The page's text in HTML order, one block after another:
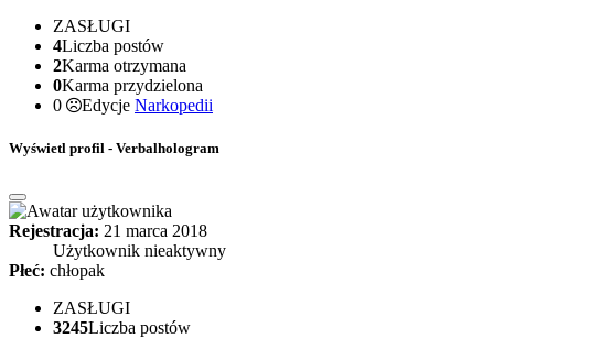
ZASŁUGI
4Liczba postów
2Karma otrzymana
0Karma przydzielona
0
Edycje Narkopedii
Wyświetl profil - Verbalhologram
Rejestracja: 21 marca 2018
Użytkownik nieaktywny
Płeć: chłopak
ZASŁUGI
3245Liczba postów